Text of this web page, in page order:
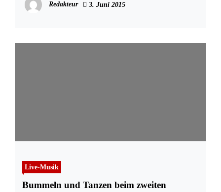
Redakteur 3. Juni 2015
Live-Musik
Bummeln und Tanzen beim zweiten